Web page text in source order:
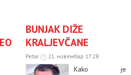
BUNJAK DIŽE
KRALJEVČANE
Petar 21. новембар 17:28
Kako je